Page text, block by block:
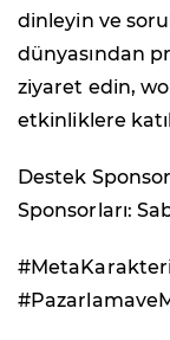
dinleyin ve
dünyasından
ziyaret edin,
etkinliklere
Destek
Sponsorları: